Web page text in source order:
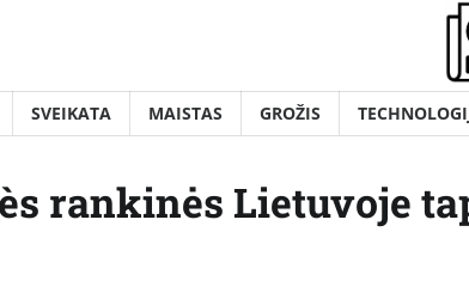
SVEIKATA MAISTAS GROŽIS
rankinės Lietuvoje